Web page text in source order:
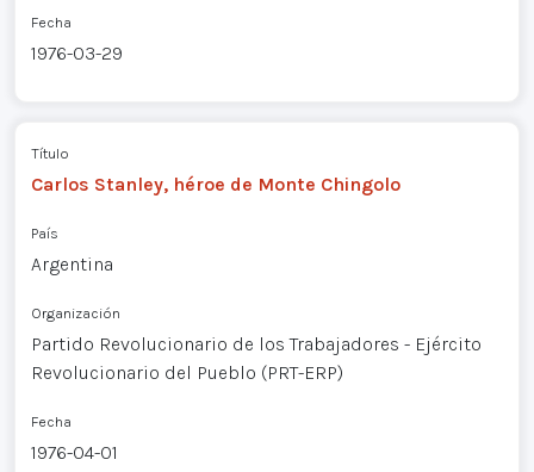
Fecha
1976-03-29
Título
Carlos Stanley, héroe de Monte Chingolo
País
Argentina
Organización
Partido Revolucionario de los Trabajadores - Ejército
Revolucionario del Pueblo (PRT-ERP)
Fecha
1976-04-01